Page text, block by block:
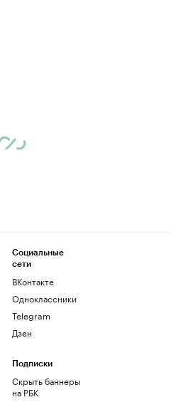
Социальные
сети
ВКонтакте
Одноклассники
Telegram
Дзен
Подписки
Скрыть баннеры
на РБК